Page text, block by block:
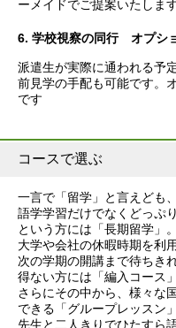
ーメイドでご提案いたします
6. 学校視察の同行 オプシ
派遣生が実際に通われる予
前見学の手配も可能です。
です
コースで選ぶ
一言で「留学」と言えども
語学学習だけでなくどっぷ
という方には「長期留学」。
大学や会社の休暇時期を利
次の学期の開講まで待ちき
得ない方には「編入コース」
さらにその中から、様々な
できる「グループレッスン」
先生と二人きりでひたすら